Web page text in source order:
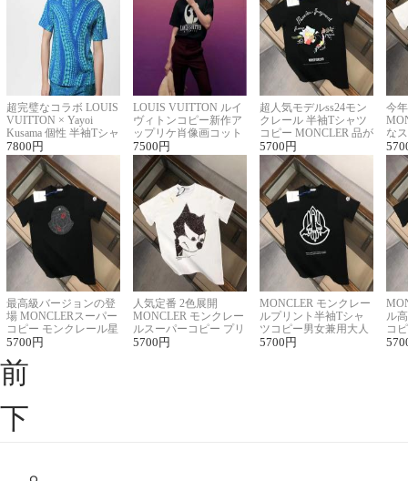
超完璧なコラボ LOUIS
VUITTON × Yayoi
Kusama 個性 半袖Tシャ
ツコピー男女兼用
7800 円
LOUIS VUITTON ルイ
ヴィトンコピー新作ア
ップリケ肖像画コット
ンニット半袖Tシャツ
7500 円
超人気モデルss24モン
クレール 半袖Tシャツ
コピー MONCLER 品が
良く見た目
5700 円
今
な
ル
最高級バージョンの登
場 MONCLERスーパー
コピー モンクレール星
座半袖Tシャツ
5700 円
人気定番 2色展開
MONCLER モンクレー
ルスーパーコピー プリ
ント半袖Tシャツ
5700 円
MONCLER モンクレー
ルプリント半袖Tシャ
ツコピー男女兼用大人
可愛い春夏コーデ
5700 円
ル
コ
ィ
前
下